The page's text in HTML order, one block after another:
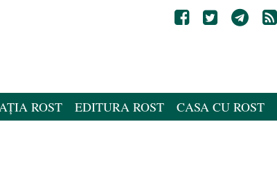
ROST EDITURA ROST CASA CU ROST